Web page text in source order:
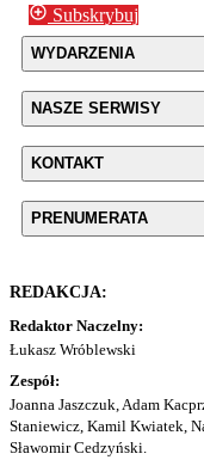
Subskrybuj
WYDARZENIA
NASZE SERWISY
KONTAKT
PRENUMERATA
REDAKCJA:
Redaktor Naczelny:
Łukasz Wróblewski
Zespół:
Joanna Jaszczuk, Adam
Staniewicz, Kamil Kwiatek,
Sławomir Cedzyński.